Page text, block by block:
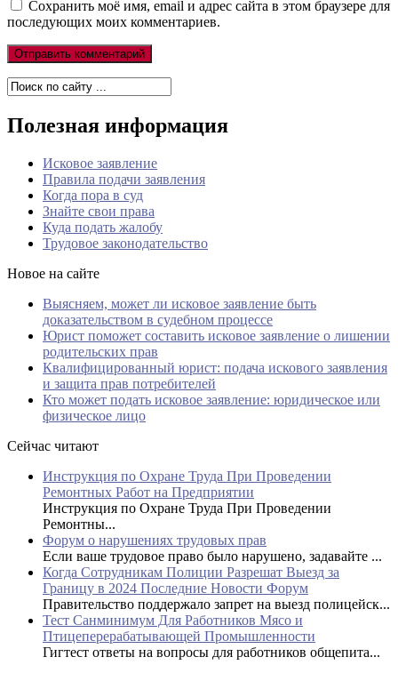
Сохранить моё имя, email и адрес сайта в этом браузере для
последующих моих комментариев.
Полезная информация
Исковое заявление
Правила подачи заявления
Когда пора в суд
Знайте свои права
Куда подать жалобу
Трудовое законодательство
Новое на сайте
Выясняем, может ли исковое заявление быть
доказательством в судебном процессе
Юрист поможет составить исковое заявление о лишении
родительских прав
Квалифицированный юрист: подача искового заявления
и защита прав потребителей
Кто может подать исковое заявление: юридическое или
физическое лицо
Сейчас читают
Инструкция по Охране Труда При Проведении
Ремонтных Работ на Предприятии
Инструкция по Охране Труда При Проведении
Ремонтны...
Форум о нарушениях трудовых прав
Если ваше трудовое право было нарушено, задавайте ...
Когда Сотрудникам Полиции Разрешат Выезд за
Границу в 2024 Последние Новости Форум
Правительство поддержало запрет на выезд полицейск...
Тест Санминимум Для Работников Мясо и
Птицеперерабатывающей Промышленности
Гигтест ответы на вопросы для работников общепита...